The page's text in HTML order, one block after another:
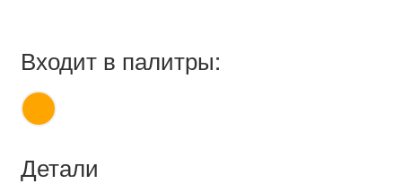
Входит в палитры:
Детали